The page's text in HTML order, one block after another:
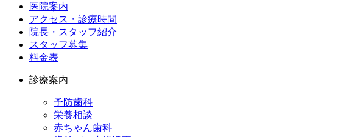
医院案内
アクセス・診療時間
院長・スタッフ紹介
スタッフ募集
料金表
診療案内
予防歯科
栄養相談
赤ちゃん歯科